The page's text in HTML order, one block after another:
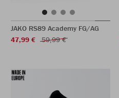
JAKO RS89 Academy FG/AG
47,99 €
59,99 €